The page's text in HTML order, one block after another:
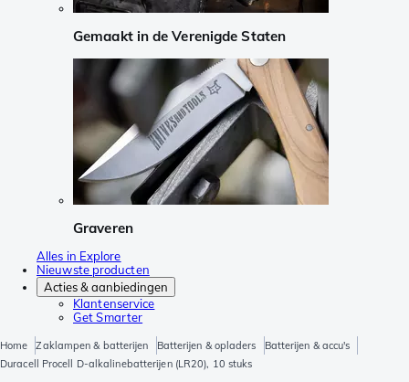
Gemaakt in de Verenigde Staten
Graveren
Alles in Explore
Nieuwste producten
Acties & aanbiedingen
Klantenservice
Get Smarter
Home Zaklampen & batterijen Batterijen & opladers
Batterijen & accu's
Duracell Procell D-alkalinebatterijen (LR20), 10 stuks